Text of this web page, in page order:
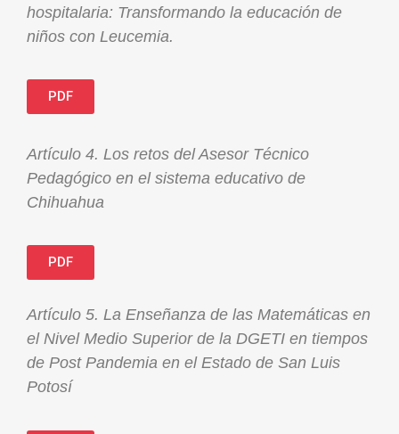
hospitalaria: Transformando la educación de
niños con Leucemia.
PDF
Artículo 4. Los retos del Asesor Técnico
Pedagógico en el sistema educativo de
Chihuahua
PDF
Artículo 5. La Enseñanza de las Matemáticas en
el Nivel Medio Superior de la DGETI en tiempos
de Post Pandemia en el Estado de San Luis
Potosí